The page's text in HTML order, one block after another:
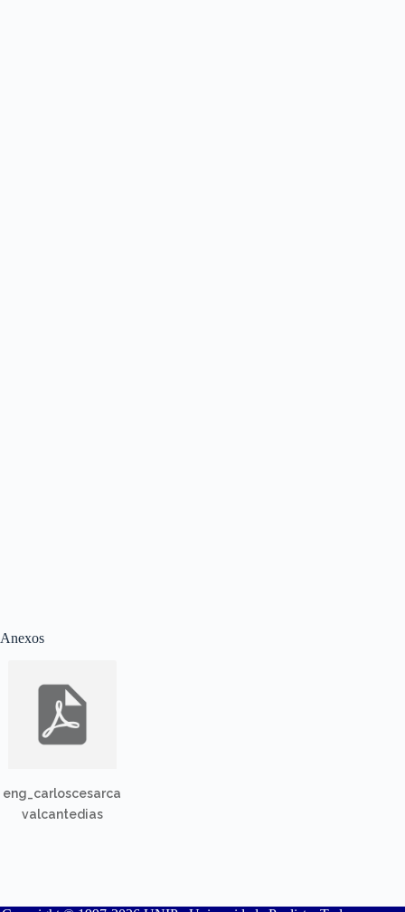
Anexos
eng_carloscesarca
valcantedias